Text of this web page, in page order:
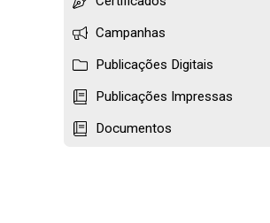
Campanhas
Publicações Digitais
Publicações Impressas
Documentos